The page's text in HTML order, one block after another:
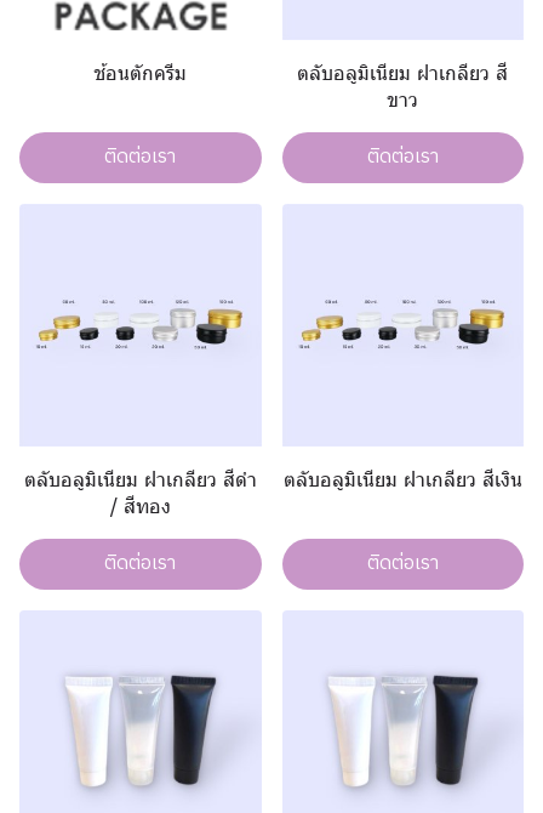
ช้อนตักครีม
ติดต่อเรา
ตลับอลูมิเนียม ฝาเกลียว สี
ขาว
ติดต่อเรา
ตลับอลูมิเนียม ฝาเกลียว สีดำ
/ สีทอง
ติดต่อเรา
ตลับอลูมิเนียม ฝาเกลียว สีเงิน
ติดต่อเรา